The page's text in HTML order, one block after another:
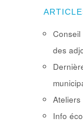
des
Ateliers
Info